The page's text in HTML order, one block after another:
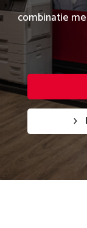
combinatie